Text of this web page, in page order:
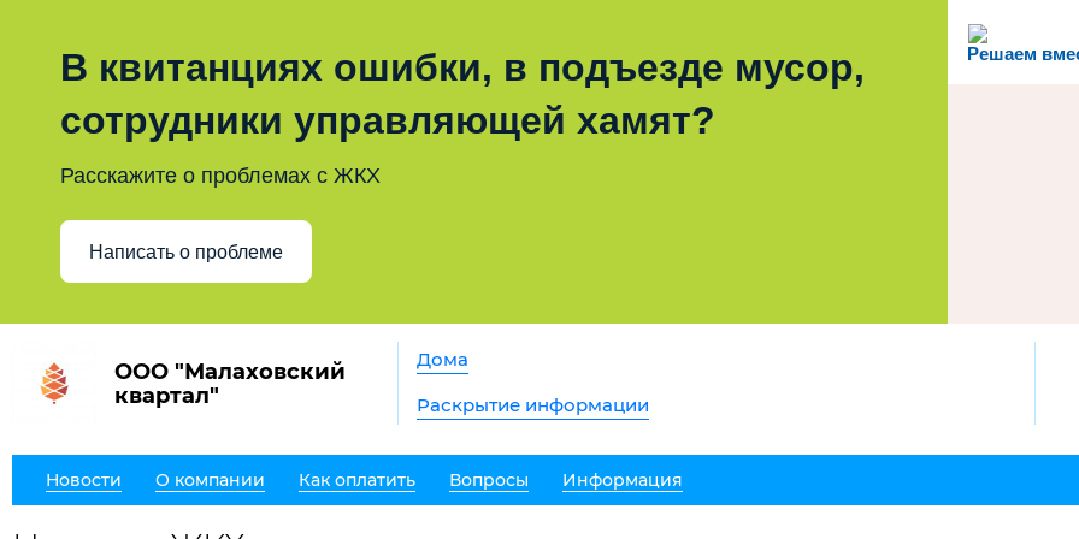
Решаем
В квитанциях ошибки, в подъезде мусор,
сотрудники управляющей хамят?
Расскажите о проблемах с ЖКХ
Написать о проблеме
ООО "Малаховский
квартал"
Дома
Раскрытие информации
Новости О компании Как оплатить Вопросы Информация